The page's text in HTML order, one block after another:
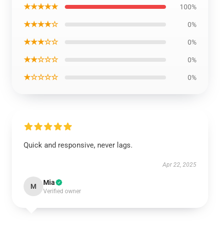
★★★★★ 100%
★★★★☆ 0%
★★★☆☆ 0%
★★☆☆☆ 0%
★☆☆☆☆ 0%
Quick and responsive, never lags.
Apr 22, 2025
M Mia
Verified owner